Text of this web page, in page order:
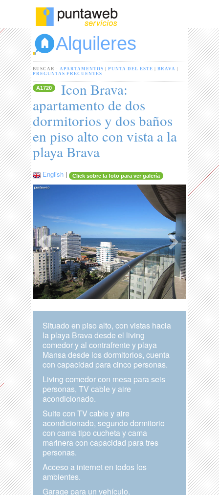
Alquileres
BUSCAR :APARTAMENTOS |PUNTA DEL ESTE |BRAVA
PREGUNTAS FRECUENTES
A1720
Icon Brava:
apartamento de dos
dormitorios y dos baños
en piso alto con vista a la
playa Brava
English | Click sobre la foto para ver galería
Situado en piso alto, con vistas hacia
la playa Brava desde el living
comedor y al contrafrente y playa
Mansa desde los dormitorios, cuenta
con capacidad para cinco personas.
Living comedor con mesa para seis
personas, TV cable y aire
acondicionado.
Suite con TV cable y aire
acondicionado, segundo dormitorio
con cama tipo cucheta y cama
marinera con capacidad para tres
personas.
Acceso a internet en todos los
ambientes.
Garage para un vehículo.